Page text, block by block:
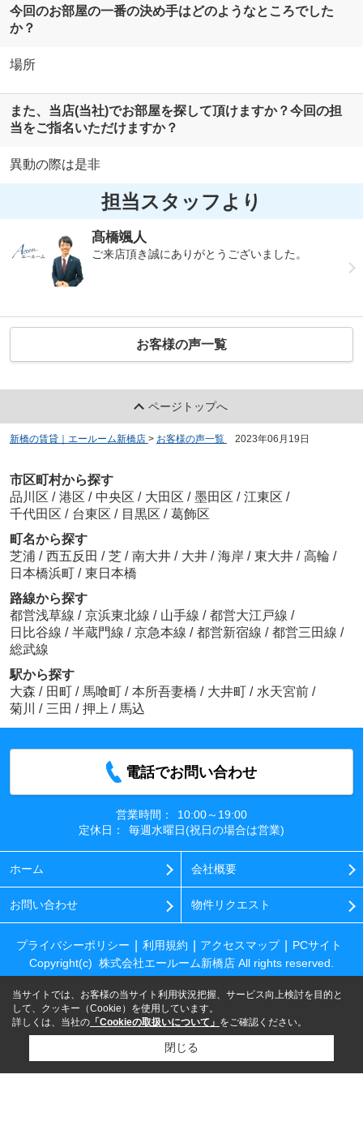
今回のお部屋の一番の決め手はどのようなところでした
か？
場所
また、当店(当社)でお部屋を探して頂けますか？今回の担
当をご指名いただけますか？
異動の際は是非
担当スタッフより
髙橋颯人
ご来店頂き誠にありがとうございました。
お客様の声一覧
ページトップへ
新橋の賃貸｜エールーム新橋店 > お客様の声一覧 2023年06月19日
市区町村から探す
品川区 / 港区 / 中央区 / 大田区 / 墨田区 / 江東区 /
千代田区 / 台東区 / 目黒区 / 葛飾区
町名から探す
芝浦 / 西五反田 / 芝 / 南大井 / 大井 / 海岸 / 東大井 / 高輪 /
日本橋浜町 / 東日本橋
路線から探す
都営浅草線 / 京浜東北線 / 山手線 / 都営大江戸線 /
日比谷線 / 半蔵門線 / 京急本線 / 都営新宿線 / 都営三田線 /
総武線
駅から探す
大森 / 田町 / 馬喰町 / 本所吾妻橋 / 大井町 / 水天宮前 /
菊川
/ 三田 / 押上 / 馬込
電話でお問い合わせ
営業時間：
10:00～19:00
定休日：
毎週水曜日(祝日の場合は営業)
ホーム 会社概要
お問い合わせ 物件リクエスト
プライバシーポリシー 利用規約 アクセスマップ
PCサイト
Copyright(c) 株式会社エールーム新橋店 All rights reserved.
当サイトでは、お客様の当サイト利用状況把握、サービス向上検討を目的と
して、クッキー（Cookie）を使用しています。
詳しくは、当社の 「Cookieの取扱いについて」 をご確認ください。
閉じる